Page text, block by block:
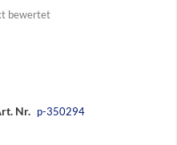
bewertet
Nr. p-350294